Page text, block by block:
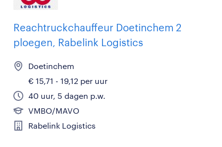
Reachtruckchauffeur Doetinchem 2
ploegen, Rabelink Logistics
Doetinchem
€ 15,71 - 19,12 per uur
40 uur, 5 dagen p.w.
VMBO/MAVO
Rabelink Logistics